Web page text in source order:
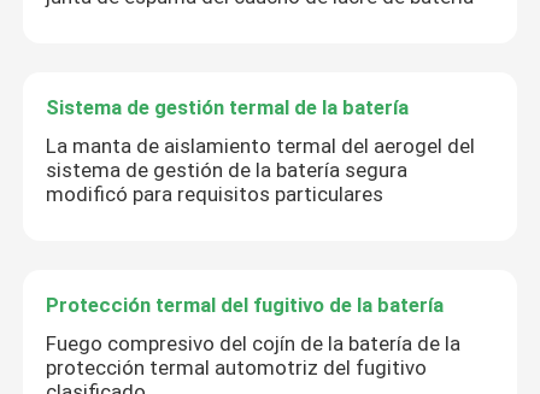
Sistema de gestión termal de la batería
La manta de aislamiento termal del aerogel del
sistema de gestión de la batería segura
modificó para requisitos particulares
Protección termal del fugitivo de la batería
Fuego compresivo del cojín de la batería de la
protección termal automotriz del fugitivo